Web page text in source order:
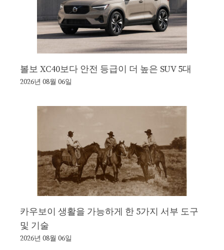
볼보 XC40보다 안전 등급이 더 높은 SUV 5대
2026년 08월 06일
카우보이 생활을 가능하게 한 5가지 서부 도구
및 기술
2026년 08월 06일